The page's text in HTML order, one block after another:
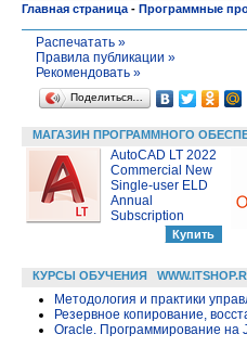
Главная страница - Программные
Распечатать »
Правила публикации »
Рекомендовать »
Поделиться…
МАГАЗИН ПРОГРАММНОГО
AutoCAD LT 2022
Commercial New
Single-user ELD
Annual
Subscription
КУРСЫ ОБУЧЕНИЯ
Методология и практики
Резервное копирование,
Oracle. Программирование на